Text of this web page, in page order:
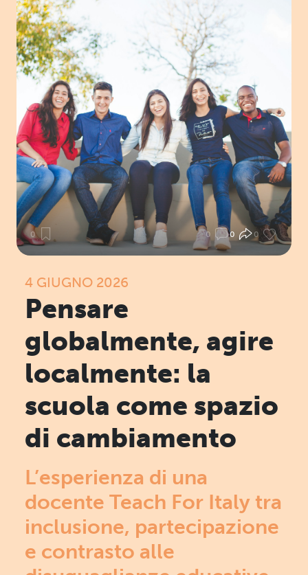
0 0 0 0
4 GIUGNO 2026
Pensare
globalmente, agire
localmente: la
scuola come spazio
di cambiamento
L’esperienza di una
docente Teach For Italy tra
inclusione, partecipazione
e contrasto alle